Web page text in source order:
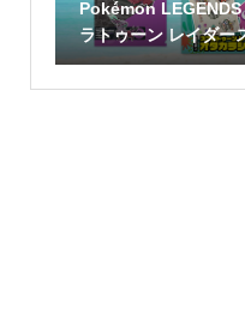
Pokémon
ラトゥーン レイダー